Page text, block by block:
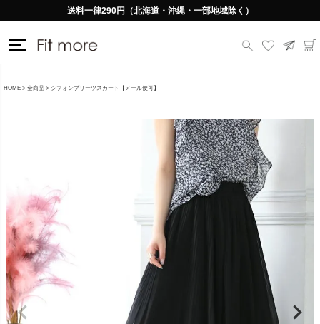
送料一律290円（北海道・沖縄・一部地域除く）
HOME 全商品 シフォンプリーツスカート【メール便可】